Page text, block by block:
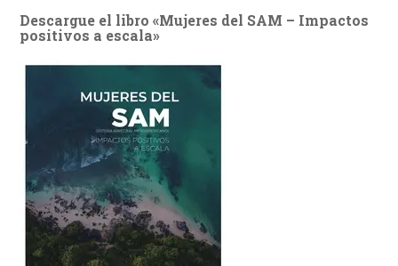
Descargue el libro «Mujeres del SAM – Impactos
positivos a escala»